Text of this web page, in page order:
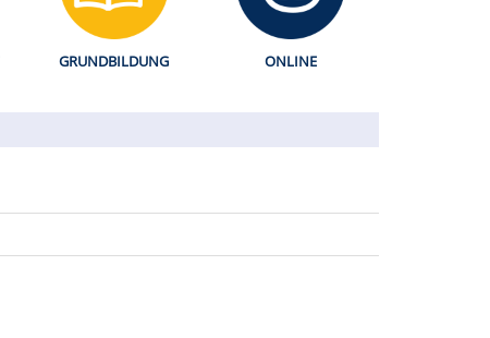
GRUNDBILDUNG ONLINE